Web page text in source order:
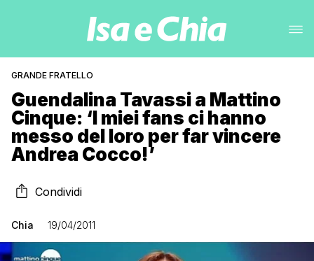
GRANDE FRATELLO
Guendalina Tavassi a Mattino
Cinque: ‘I miei fans ci hanno
messo del loro per far vincere
Andrea Cocco!’
Condividi
Chia 19/04/2011